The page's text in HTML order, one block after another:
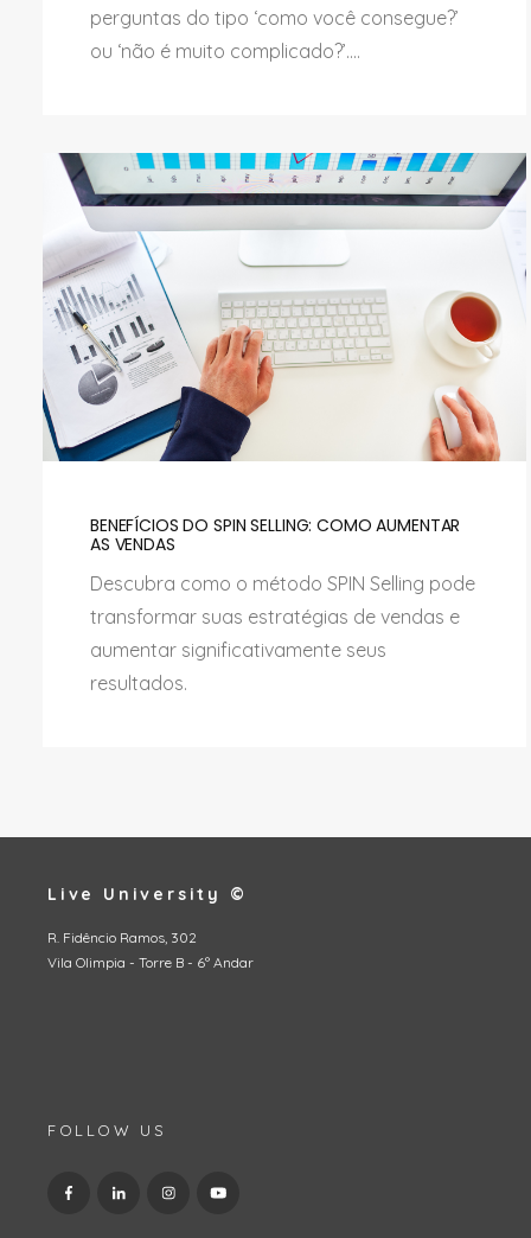
perguntas do tipo ‘como você consegue?’
ou ‘não é muito complicado?’....
BENEFÍCIOS DO SPIN SELLING: COMO AUMENTAR
AS VENDAS
Descubra como o método SPIN Selling pode
transformar suas estratégias de vendas e
aumentar significativamente seus
resultados.
Live University ©
R. Fidêncio Ramos, 302
Vila Olimpia - Torre B - 6º Andar
FOLLOW US